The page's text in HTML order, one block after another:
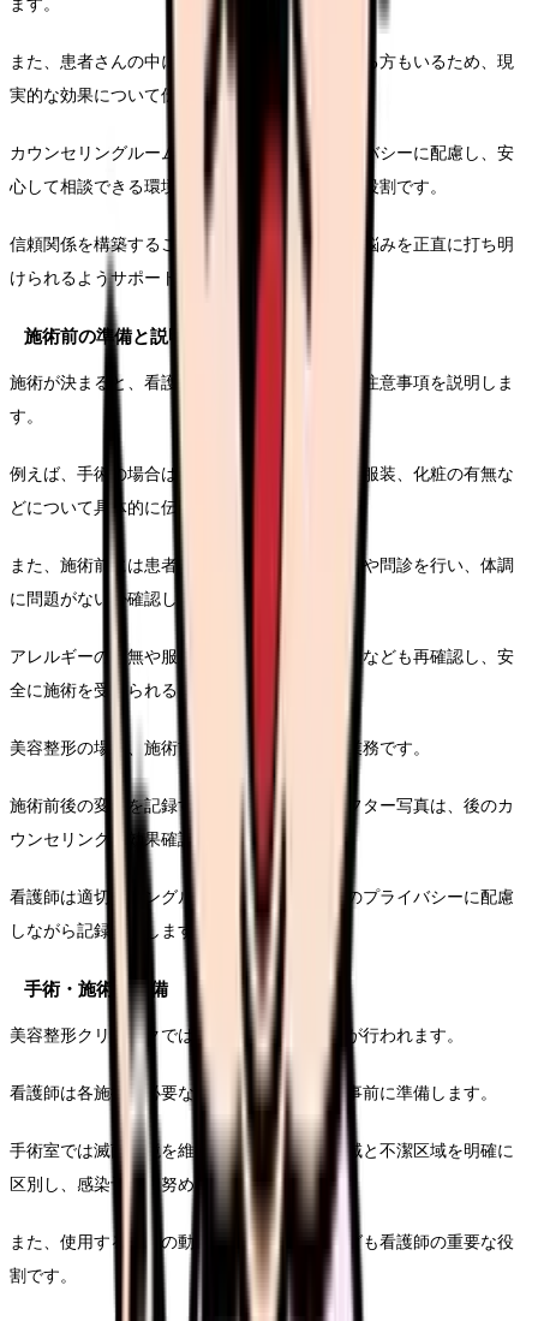
ます。
また、患者さんの中には過度な期待を持っている方もいるため、現
実的な効果について伝えることも重要です。
カウンセリングルームでは、患者さんのプライバシーに配慮し、安
心して相談できる環境を整えることも看護師の役割です。
信頼関係を構築することで、患者さんが自分の悩みを正直に打ち明
けられるようサポートします。
施術前の準備と説明
施術が決まると、看護師は患者さんに施術前の注意事項を説明しま
す。
例えば、手術の場合は前日の食事制限や当日の服装、化粧の有無な
どについて具体的に伝えます。
また、施術前には患者さんのバイタルチェックや問診を行い、体調
に問題がないか確認します。
アレルギーの有無や服用中の薬、過去の手術歴なども再確認し、安
全に施術を受けられるよう準備します。
美容整形の場合、施術前の写真撮影も重要な業務です。
施術前後の変化を記録するためのビフォーアフター写真は、後のカ
ウンセリングや効果確認に使用されます。
看護師は適切なアングルで撮影し、患者さんのプライバシーに配慮
しながら記録を残します。
手術・施術の準備
美容整形クリニックでは、様々な手術や施術が行われます。
看護師は各施術に必要な器具や薬剤、機材を事前に準備します。
手術室では滅菌環境を維持するため、清潔区域と不潔区域を明確に
区別し、感染予防に努めます。
また、使用する機器の動作確認やセッティングも看護師の重要な役
割です。